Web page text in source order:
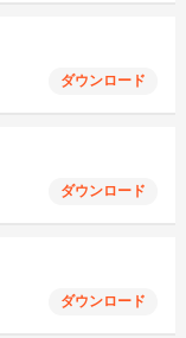
ダウンロード
ダウンロード
ダウンロード